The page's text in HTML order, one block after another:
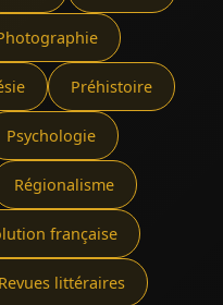
Préhistoire
Psychologie
Régionalisme
française
Revues littéraires